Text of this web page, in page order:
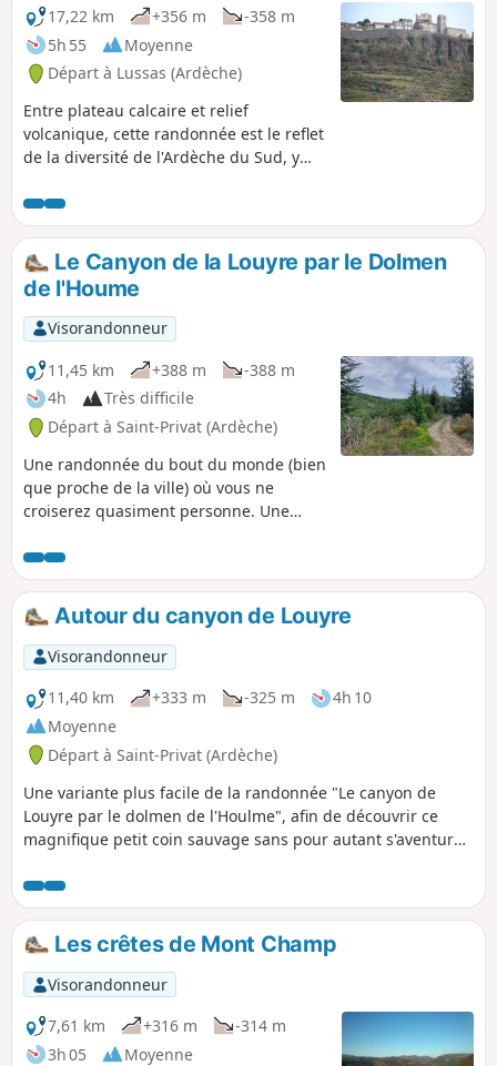
17,22 km +356 m
-358 m
5h 55
Moyenne
Départ à Lussas (Ardèche)
Entre plateau calcaire et relief
volcanique, cette randonnée est le reflet
de la diversité de l'Ardèche du Sud, y
agricoles, depuis l'impressionnant
village fortifié de Saint-Laurent-sous-
Coiron qui domine le circuit jusqu'aux
inévitables dolmens, en passant sur les
vues magnifiques sur les gorges de la
Louyre.
Le Canyon de la Louyre par le Dolmen
de l'Houme
Visorandonneur
11,45 km
+388 m
-388 m
4h
Très difficile
Départ à Saint-Privat (Ardèche)
Une randonnée du bout du monde (bien
que proche de la ville) où vous ne
croiserez quasiment personne. Une
descente au fond d'un canyon que l'on
pratiquera en partie sur sa longueur la
plus intéressante. Un sentiment
d'aventure, de l'action, Indiana Jones
n'est pas loin.
Autour du canyon de Louyre
Visorandonneur
11,40 km
+333 m -325 m
4h 10
Moyenne
Départ à Saint-Privat (Ardèche)
Une variante plus facile de la randonnée "Le canyon de
Louyre par le dolmen de l'Houlme", afin de découvrir ce
magnifique petit coin sauvage sans pour autant s'aventurer
connaisseurs). Une découverte des aménagements
ancestraux autour d'un ruisseau dont le débit était plus
important et régulier au siècle dernier, et de beaux points
de vue sur le canyon.
Les crêtes de Mont Champ
Visorandonneur
7,61 km
+316 m
-314 m
3h 05
Moyenne